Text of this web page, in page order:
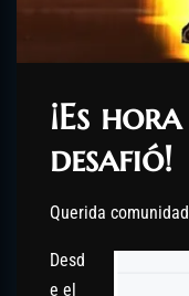
¡Es
desafió!
Querida
Desd
e el